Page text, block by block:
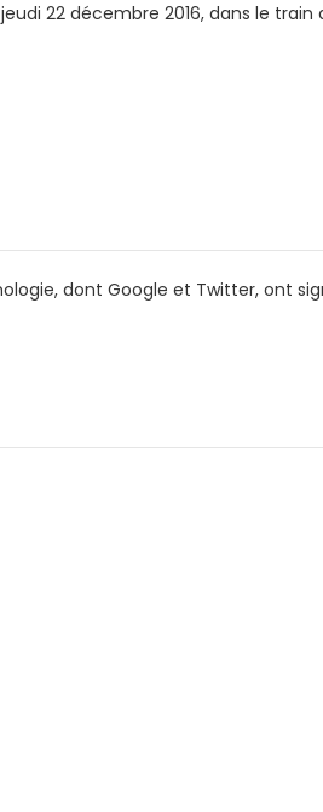
22 décembre 2016, dans le train
dont Google et Twitter, ont